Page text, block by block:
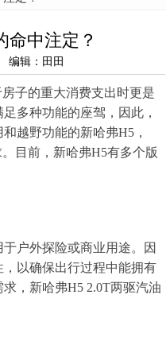
命中注定？
辑：田田
子的重大消费支出时更是
多种功能的座驾，因此，
越野功能的新哈弗H5，
目前，新哈弗H5有多个版
户外探险或商业用途。因
以确保出行过程中能拥有
，新哈弗H5 2.0T两驱汽油